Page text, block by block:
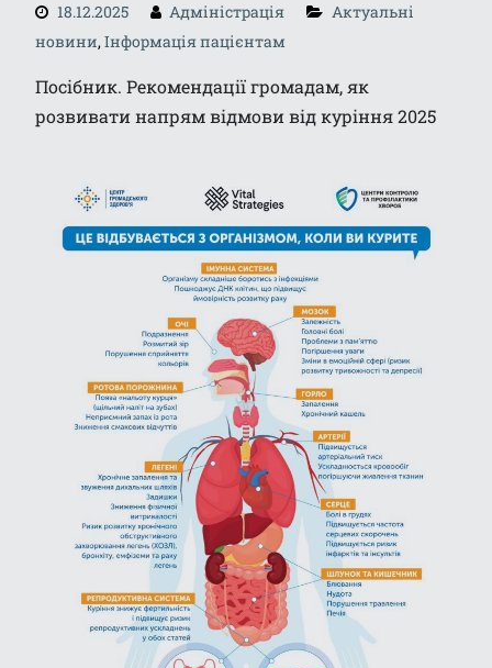
18.12.2025 Адміністрація
Актуальні
новини,Інформація пацієнтам
Посібник. Рекомендації громадам, як
розвивати напрям відмови від куріння 2025